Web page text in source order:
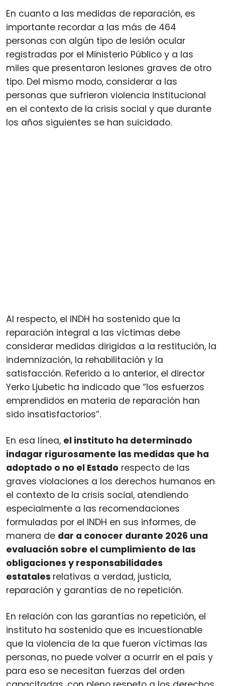
En cuanto a las medidas de reparación, es
importante recordar a las más de 464
personas con algún tipo de lesión ocular
registradas por el Ministerio Público y a las
miles que presentaron lesiones graves de otro
tipo. Del mismo modo, considerar a las
personas que sufrieron violencia institucional
en el contexto de la crisis social y que durante
los años siguientes se han suicidado.
Al respecto, el INDH ha sostenido que la
reparación integral a las víctimas debe
considerar medidas dirigidas a la restitución, la
indemnización, la rehabilitación y la
satisfacción. Referido a lo anterior, el director
Yerko Ljubetic ha indicado que “los esfuerzos
emprendidos en materia de reparación han
sido insatisfactorios”.
En esa línea, el instituto ha determinado
indagar rigurosamente las medidas que ha
adoptado o no el Estado respecto de las
graves violaciones a los derechos humanos en
el contexto de la crisis social, atendiendo
especialmente a las recomendaciones
formuladas por el INDH en sus informes, de
manera de dar a conocer durante 2026 una
evaluación sobre el cumplimiento de las
obligaciones y responsabilidades
estatales relativas a verdad, justicia,
reparación y garantías de no repetición.
En relación con las garantías no repetición, el
instituto ha sostenido que es incuestionable
que la violencia de la que fueron víctimas las
personas, no puede volver a ocurrir en el país y
para eso se necesitan fuerzas del orden